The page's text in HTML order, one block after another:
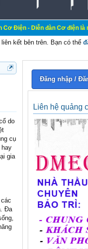
đàn Cơ điện là nơi chia
kết bên trên. Bạn có thể
do
cụ
hay
gia
Đa
Đăng nhập /
Liên hệ quảng